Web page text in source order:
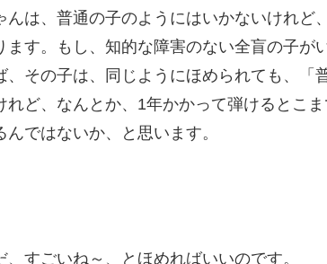
は、普通の子のようにはいかないけれど
ます。もし、知的な障害のない全盲の子が
、その子は、同じようにほめられても、「
ど、なんとか、1年かかって弾けるとこま
ではないか、と思います。
すごいね～、とほめればいいのです。